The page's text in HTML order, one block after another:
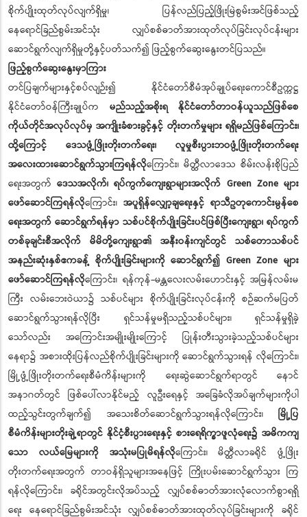
စိုက်ပျိုးထုတ်လုပ်လျက်ရှိမှု၊ ပြန်လည်ပြည့်ဖြိုးမြဲစွမ်းအင်ဖြစ်သည့်
နေရောင်ခြည်စွမ်းအင်သုံး လျှပ်စစ်ဓာတ်အားထုတ်လုပ်ခြင်းလုပ်ငန်းများ
ဆောင်ရွက်လျက်ရှိမှုတို့နှင့်ပတ်သက်၍ ဖြည့်စွက်ဆွေးနွေးတင်ပြသည်။
ဖြည့်စွက်ဆွေးနွေးမှာကြား
တင်ပြချက်များနှင့်စပ်လျဉ်း၍ နိုင်ငံတော်စီမံအုပ်ချုပ်ရေးကောင်စီဥက္ကဋ္ဌ
နိုင်ငံတော်ဝန်ကြီးချုပ်က မည်သည့်အစိုးရ နိုင်ငံတော်တာဝန်ယူသည်ဖြစ်စေ
ကိုယ်တိုင်အလုပ်လုပ်မှ အကျိုးခံစားခွင့်နှင့် တိုးတက်မှုများ ရရှိမည်ဖြစ်ကြောင်း၊
ထို့ကြောင့် ဒေသဖွံ့ဖြိုးတိုးတက်ရေး၊ လူမှုစီးပွားဘဝဖွံ့ဖြိုးတိုးတက်ရေး
အလေးထားဆောင်ရွက်သွားကြရန်လိုကြောင်း၊ မိတ္ထီလာဒေသ စိမ်းလန်းစိုပြည်
ရေးအတွက်ဒေသအလိုက်၊ ရပ်ကွက်ကျေးရွာများအလိုက် Green Zone များ
ဖော်ဆောင်ကြရန်လိုကြောင်း၊ အပူရှိန်လျှော့ချရေးနှင့် ရာသီဥတုကောင်းမွန်စေ
ရေးအတွက် ဆောင်ရွက်ရန်မှာ သစ်ပင်စိုက်ပျိုးခြင်းပင်ဖြစ်ပြီးကျေးရွာ၊ ရပ်ကွက်
တစ်ခုချင်းစီအလိုက် မိမိတို့ကျေးရွာ၏ အနီးဝန်းကျင်တွင် သစ်တောသစ်ပင်
အနည်းဆုံးနှစ်ဧကခန့် စိုက်ပျိုးခြင်းများကို ဆောင်ရွက်၍ Green Zone များ
ဖော်ဆောင်ကြရန်လိုကြောင်း၊ ရန်ကုန်-မန္တလေးလမ်းဟောင်းနှင့် အမြန်လမ်းမ
ကြီး လမ်းဘေးဝဲယာ၌ သစ်ပင်များ စိုက်ပျိုးခြင်းလုပ်ငန်းကို စဉ်ဆက်မပြတ်
ဆောင်ရွက်သွားရန်လိုပြီး ရှင်သန်မှုမရှိသည့်သစ်ပင်များ၊ ရှင်သန်မှုရှိခဲ့
သော်လည်း အကြောင်းအမျိုးမျိုးကြောင့် ပြုန်းတီးသွားခဲ့သည့်သစ်ပင်များ
နေရာ၌ အစားထိုးပြန်လည်စိုက်ပျိုးခြင်းများကို ဆောင်ရွက်သွားရန် လိုကြောင်း၊
မြို့ဖွံ့ဖြိုးတိုးတက်ရေးစီမံကိန်းများကို ရေးဆွဲဆောင်ရွက်ရာတွင် နောင်
အနာဂတ်တွင် ဖြစ်ပေါ်လာနိုင်မည့် လူဦးရေနှင့် အခြေခံလိုအပ်ချက်များကိုပါ
ထည့်သွင်းတွက်ချက်၍ အသေးစိတ်ဆောင်ရွက်သွားရန်လိုကြောင်း၊ မြို့ပြ
စီမံကိန်းများတိုးချဲ့ရာတွင် နိုင်ငံ့စီးပွားရေးနှင့် စားရေရိက္ခာဖူလုံရေး၌ အဓိကကျ
သော လယ်မြေများကို အသုံးမပြုမိရန်လိုကြောင်း၊ မိတ္ထီလာခရိုင် ဖွံ့ဖြိုး
တိုးတက်ရေးအတွက် တာဝန်ရှိသူများအနေဖြင့် ကြိုးပမ်းဆောင်ရွက်သွား ကြ
ရန်လိုကြောင်း၊ ခရိုင်အတွင်းလိုအပ်သည့် လျှပ်စစ်ဓာတ်အားလုံလောက်စွာရရှိ
ရေး နေရောင်ခြည်စွမ်းအင်သုံး လျှပ်စစ်ဓာတ်အားထုတ်လုပ်ခြင်းများကို ခရိုင်